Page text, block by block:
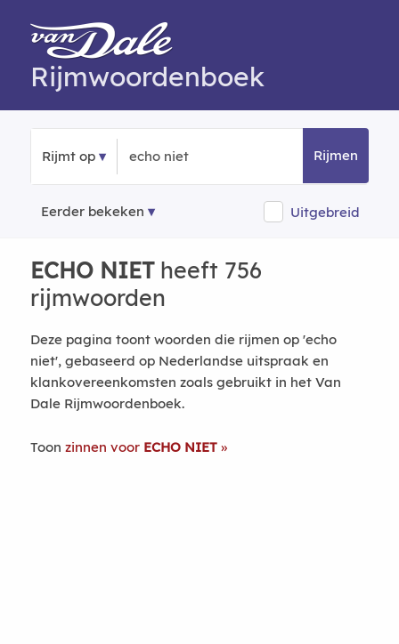
Rijmwoordenboek
Rijmt op Rijmen
Eerder bekeken Uitgebreid
ECHO NIETheeft 756
rijmwoorden
Deze pagina toont woorden die rijmen op 'echo
niet', gebaseerd op Nederlandse uitspraak en
klankovereenkomsten zoals gebruikt in het Van
Dale Rijmwoordenboek.
Toon zinnen voor ECHO NIET